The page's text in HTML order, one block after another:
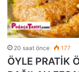
20 saat önce 177
ÖYLE PRATİK